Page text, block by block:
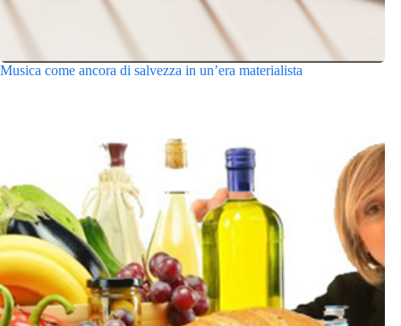
Musica come ancora di salvezza in un’era materialista